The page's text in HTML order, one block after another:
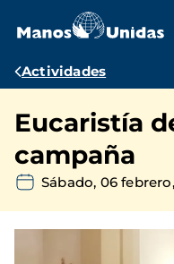
contenido
Ruta
navegación
Actividades
Eucaristía
campaña
Sábado, 06